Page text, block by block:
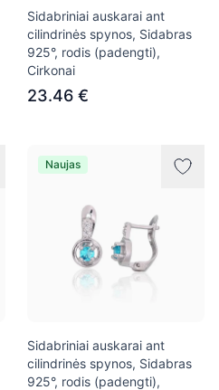
Sidabriniai auskarai ant
cilindrinės spynos, Sidabras
925°, rodis (padengti),
Cirkonai
23.46 €
Naujas
Sidabriniai auskarai ant
cilindrinės spynos, Sidabras
925°, rodis (padengti),